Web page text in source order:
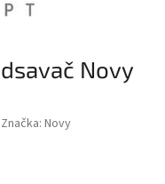
Novy
Značka: Novy